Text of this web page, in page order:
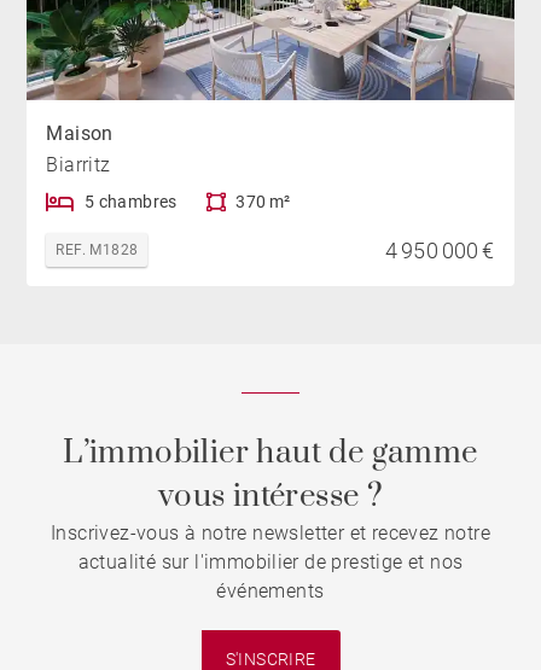
Maison
Biarritz
5 chambres 370 m²
REF. M1828 4 950 000 €
L’immobilier haut de gamme
vous intéresse ?
Inscrivez-vous à notre newsletter et recevez notre
actualité sur l'immobilier de prestige et nos
événements
S'INSCRIRE